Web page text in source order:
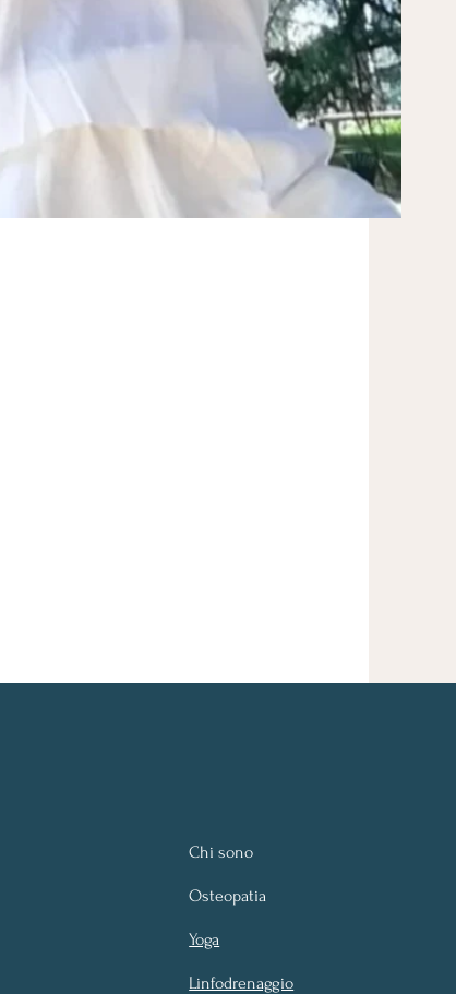
Chi sono
Osteopatia
Yoga
Linfodrenaggio